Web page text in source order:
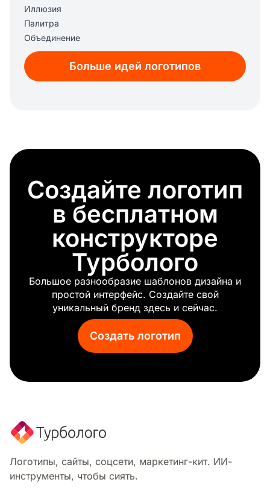
Иллюзия
Палитра
Объединение
Больше идей логотипов
Создайте логотип
в бесплатном
конструкторе
Турболого
Большое разнообразие шаблонов дизайна и
простой интерфейс. Создайте свой
уникальный бренд здесь и сейчас.
Создать логотип
Логотипы, сайты, соцсети, маркетинг-кит. ИИ-
инструменты, чтобы сиять.